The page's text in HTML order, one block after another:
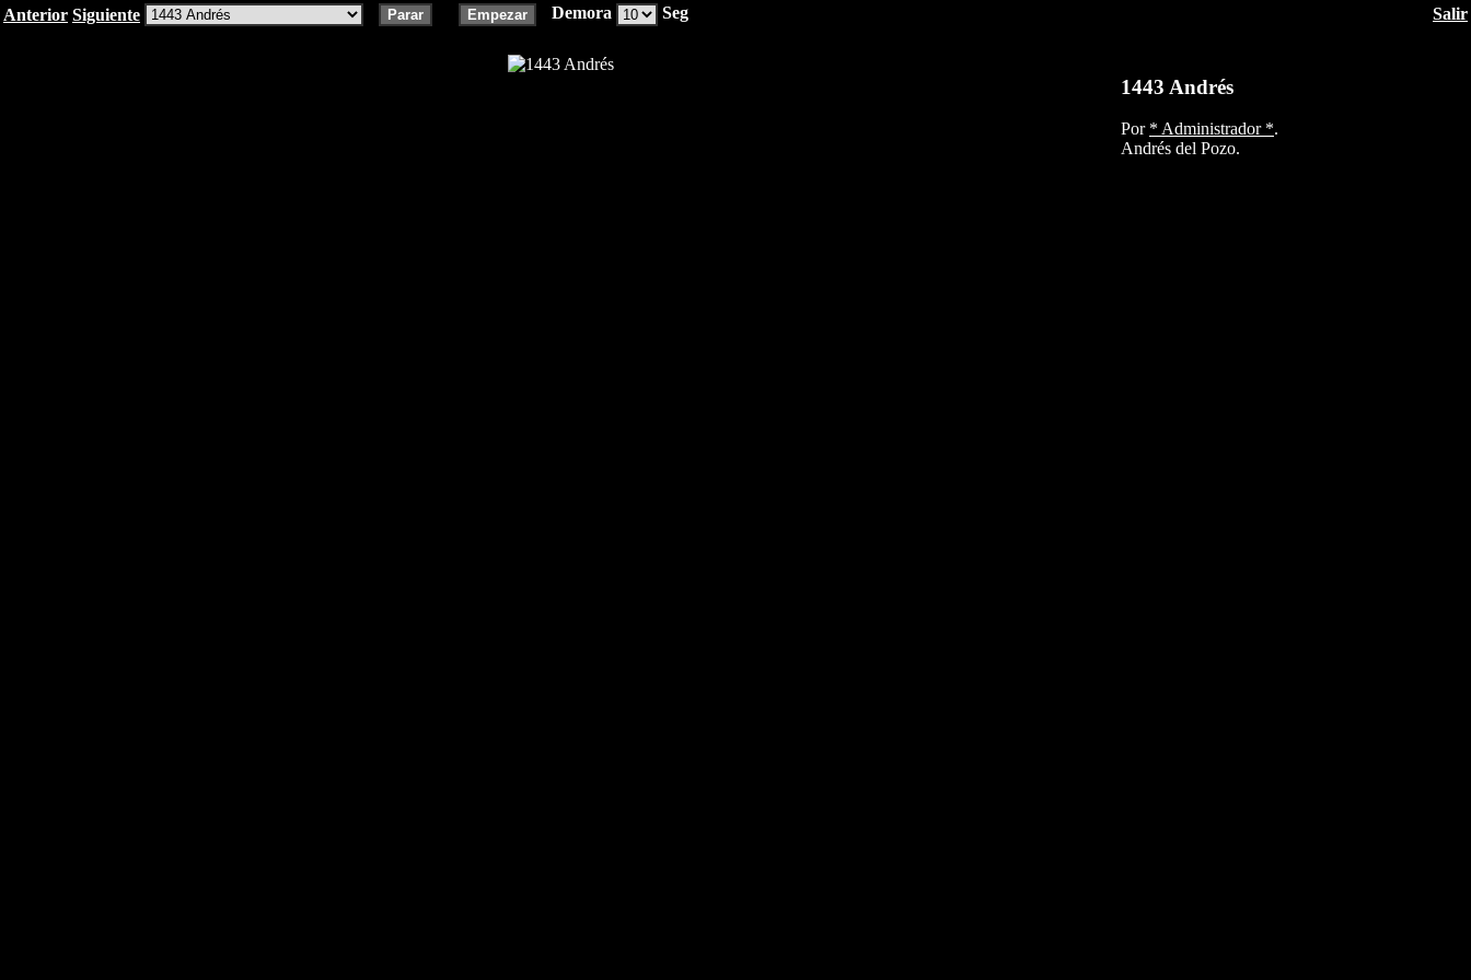
Anterior Siguiente Parar Empezar Demora Seg Salir
1443 Andrés
Por * Administrador *.
Andrés del Pozo.